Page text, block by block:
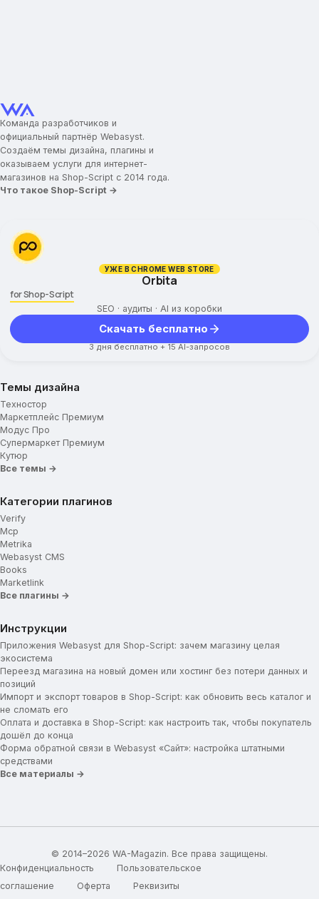
Команда разработчиков и
официальный партнёр Webasyst.
Создаём темы дизайна, плагины и
оказываем услуги для интернет-
магазинов на Shop-Script с 2014 года.
Что такое Shop-Script →
УЖЕ В CHROME WEB STORE
Orbita
for Shop-Script
SEO · аудиты · AI из коробки
Скачать бесплатно
3 дня бесплатно + 15 AI-запросов
Темы дизайна
Техностор
Маркетплейс Премиум
Модус Про
Супермаркет Премиум
Кутюр
Все темы →
Категории плагинов
Verify
Mcp
Metrika
Webasyst CMS
Books
Marketlink
Все плагины →
Инструкции
Приложения Webasyst для Shop-Script: зачем магазину целая
экосистема
Переезд магазина на новый домен или хостинг без потери данных и
позиций
Импорт и экспорт товаров в Shop-Script: как обновить весь каталог и
не сломать его
Оплата и доставка в Shop-Script: как настроить так, чтобы покупатель
дошёл до конца
Форма обратной связи в Webasyst «Сайт»: настройка штатными
средствами
Все материалы →
© 2014–2026 WA-Magazin. Все права защищены.
Конфиденциальность
Пользовательское
соглашение
Оферта Реквизиты